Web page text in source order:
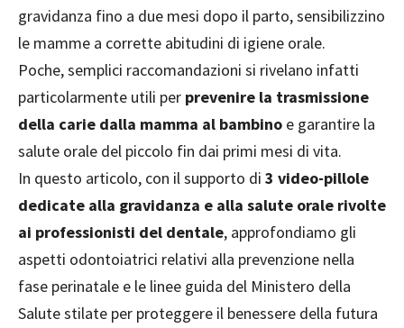
gravidanza fino a due mesi dopo il parto, sensibilizzino
le mamme a corrette abitudini di igiene orale.
Poche, semplici raccomandazioni si rivelano infatti
particolarmente utili per prevenire la trasmissione
della carie dalla mamma al bambino e garantire la
salute orale del piccolo fin dai primi mesi di vita.
In questo articolo, con il supporto di 3 video-pillole
dedicate alla gravidanza e alla salute orale rivolte
ai professionisti del dentale, approfondiamo gli
aspetti odontoiatrici relativi alla prevenzione nella
fase perinatale e le linee guida del Ministero della
Salute stilate per proteggere il benessere della futura